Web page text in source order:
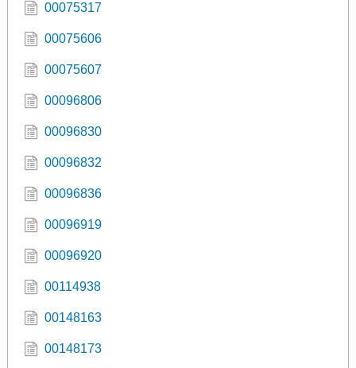
00075317
00075606
00075607
00096806
00096830
00096832
00096836
00096919
00096920
00114938
00148163
00148173